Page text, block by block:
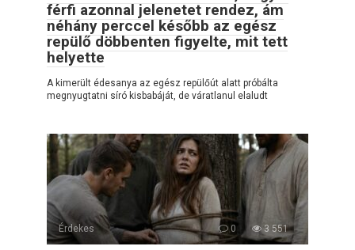
férfi azonnal jelenetet rendez, ám
néhány perccel később az egész
repülő döbbenten figyelte, mit tett
helyette
A kimerült édesanya az egész repülőút alatt próbálta
megnyugtatni síró kisbabáját, de váratlanul elaludt
Érdekes 0 3 551